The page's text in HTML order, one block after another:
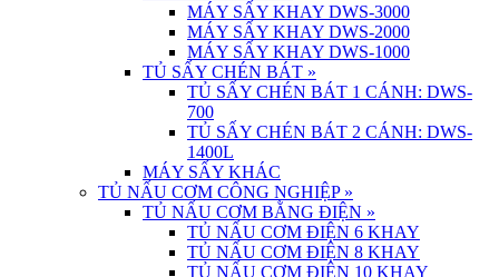
MÁY SẤY KHAY DWS-3000
MÁY SẤY KHAY DWS-2000
MÁY SẤY KHAY DWS-1000
TỦ SẤY CHÉN BÁT »
TỦ SẤY CHÉN BÁT 1 CÁNH: DWS-
700
TỦ SẤY CHÉN BÁT 2 CÁNH: DWS-
1400L
MÁY SẤY KHÁC
TỦ NẤU CƠM CÔNG NGHIỆP »
TỦ NẤU CƠM BẰNG ĐIỆN »
TỦ NẤU CƠM ĐIỆN 6 KHAY
TỦ NẤU CƠM ĐIỆN 8 KHAY
TỦ NẤU CƠM ĐIỆN 10 KHAY